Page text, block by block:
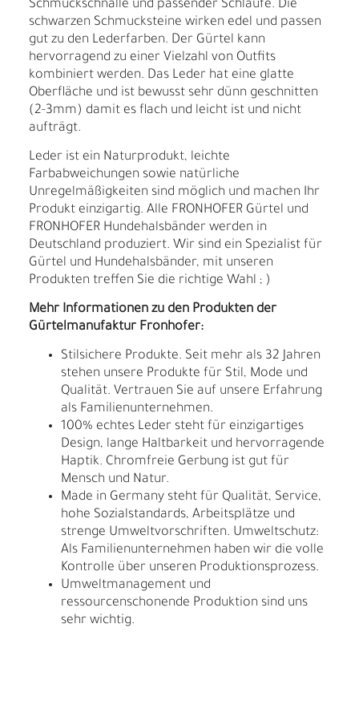
Schmuckschnalle und passender Schlaufe. Die
schwarzen Schmucksteine wirken edel und passen
gut zu den Lederfarben. Der Gürtel kann
hervorragend zu einer Vielzahl von Outfits
kombiniert werden. Das Leder hat eine glatte
Oberfläche und ist bewusst sehr dünn geschnitten
(2-3mm) damit es flach und leicht ist und nicht
aufträgt.
Leder ist ein Naturprodukt, leichte
Farbabweichungen sowie natürliche
Unregelmäßigkeiten sind möglich und machen Ihr
Produkt einzigartig. Alle FRONHOFER Gürtel und
FRONHOFER Hundehalsbänder werden in
Deutschland produziert. Wir sind ein Spezialist für
Gürtel und Hundehalsbänder, mit unseren
Produkten treffen Sie die richtige Wahl ; )
Mehr Informationen zu den Produkten der
Gürtelmanufaktur Fronhofer:
Stilsichere Produkte. Seit mehr als 32 Jahren
stehen unsere Produkte für Stil, Mode und
Qualität. Vertrauen Sie auf unsere Erfahrung
als Familienunternehmen.
100% echtes Leder steht für einzigartiges
Design, lange Haltbarkeit und hervorragende
Haptik. Chromfreie Gerbung ist gut für
Mensch und Natur.
Made in Germany steht für Qualität, Service,
hohe Sozialstandards, Arbeitsplätze und
strenge Umweltvorschriften. Umweltschutz:
Als Familienunternehmen haben wir die volle
Kontrolle über unseren Produktionsprozess.
Umweltmanagement und
ressourcenschonende Produktion sind uns
sehr wichtig.